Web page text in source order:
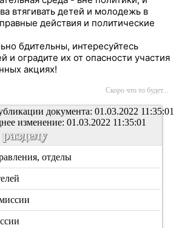
втягивать детей и молодежь в
действия и политические
бдительны, интересуйтесь
и оградите их от опасности участия
акциях!
Скоро что то будет...
документа: 01.03.2022 11:35:01
изменение: 01.03.2022 11:35:01
отделы